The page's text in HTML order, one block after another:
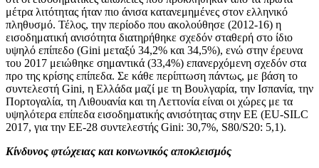
μέτρα λιτότητας ήταν πιο άνισα κατανεμημένες στον ελληνικό
πληθυσμό. Τέλος, την περίοδο που ακολούθησε (2012-16) η
εισοδηματική ανισότητα διατηρήθηκε σχεδόν σταθερή στο ίδιο
υψηλό επίπεδο (Gini μεταξύ 34,2% και 34,5%), ενώ στην έρευνα
του 2017 μειώθηκε σημαντικά (33,4%) επανερχόμενη σχεδόν στα
προ της κρίσης επίπεδα. Σε κάθε περίπτωση πάντως, με βάση το
συντελεστή Gini, η Ελλάδα μαζί με τη Βουλγαρία, την Ισπανία, την
Πορτογαλία, τη Λιθουανία και τη Λεττονία είναι οι χώρες με τα
υψηλότερα επίπεδα εισοδηματικής ανισότητας στην ΕΕ (EU-SILC
2017, για την ΕΕ-28 συντελεστής Gini: 30,7%, S80/S20: 5,1).
Κίνδυνος φτώχειας και κοινωνικός αποκλεισμός